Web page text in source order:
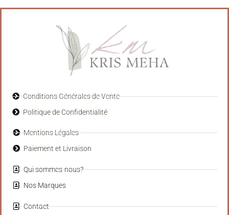
Conditions Générales de Vente
Politique de Confidentialité
Mentions Légales
Paiement et Livraison
Qui sommes-nous?
Nos Marques
Contact